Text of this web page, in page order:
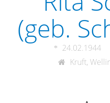
(geb.
24.02.1944
Kruft,